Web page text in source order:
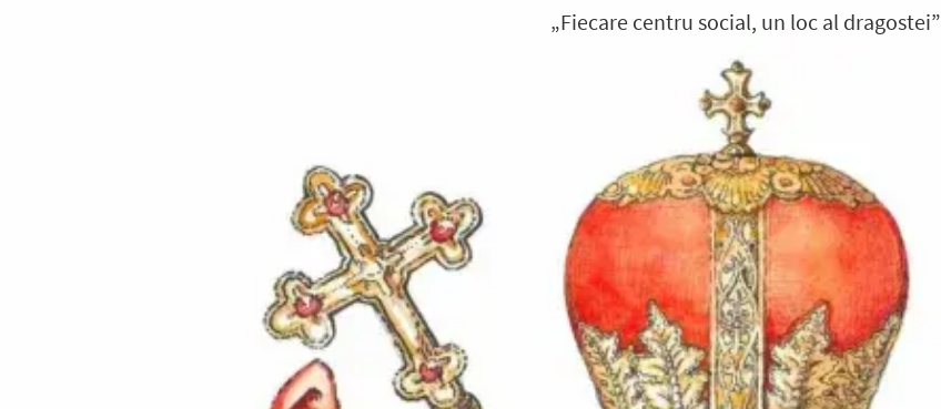
„Fiecare centru social, un loc al dragostei”